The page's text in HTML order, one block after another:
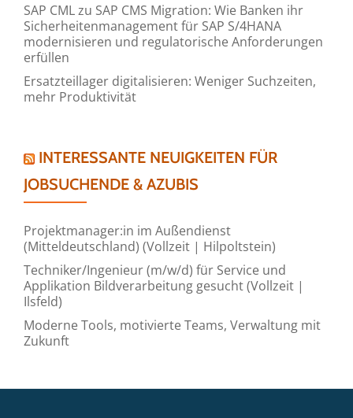
SAP CML zu SAP CMS Migration: Wie Banken ihr
Sicherheitenmanagement für SAP S/4HANA
modernisieren und regulatorische Anforderungen
erfüllen
Ersatzteillager digitalisieren: Weniger Suchzeiten,
mehr Produktivität
INTERESSANTE NEUIGKEITEN FÜR
JOBSUCHENDE & AZUBIS
Projektmanager:in im Außendienst
(Mitteldeutschland) (Vollzeit | Hilpoltstein)
Techniker/Ingenieur (m/w/d) für Service und
Applikation Bildverarbeitung gesucht (Vollzeit |
Ilsfeld)
Moderne Tools, motivierte Teams, Verwaltung mit
Zukunft